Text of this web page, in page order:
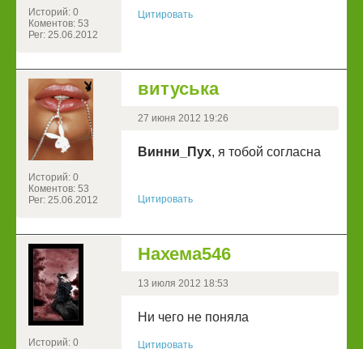
Историй: 0
Коментов: 53
Рег: 25.06.2012
Цитировать
Историй: 0
Коментов: 53
Рег: 25.06.2012
витуська
27 июня 2012 19:26
Винни_Пух, я тобой согласна
Цитировать
Историй: 0
Нахема546
13 июля 2012 18:53
Ни чего не поняла
Цитировать